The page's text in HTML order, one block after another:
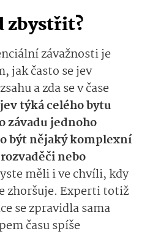
zbystřit?
závažnosti je
jak často se jev
a zda se v čase
týká celého bytu
závadu jednoho
být nějaký komplexní
nebo
měli i ve chvíli, kdy
zhoršuje. Experti totiž
se zpravidla sama
času spíše